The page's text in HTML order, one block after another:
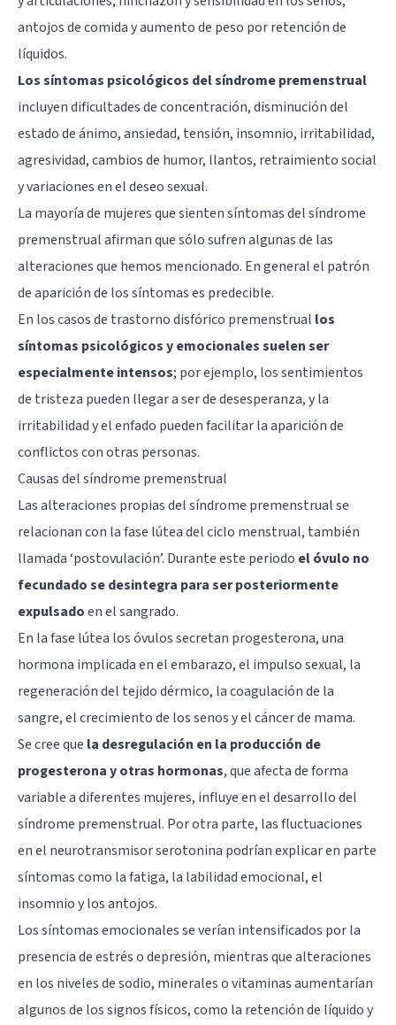
antojos de comida y aumento de peso por retención de
líquidos.
Los síntomas psicológicos del síndrome premenstrual
incluyen dificultades de concentración, disminución del
estado de ánimo,ansiedad, tensión, insomnio, irritabilidad,
agresividad, cambios de humor, llantos, retraimiento social
y variaciones en el deseo sexual.
La mayoría de mujeres que sienten síntomas del síndrome
premenstrual afirman que sólo sufren algunas de las
alteraciones que hemos mencionado. En general el patrón
de aparición de los síntomas es predecible.
En los casos de trastorno disfórico premenstrual los
síntomas psicológicos y emocionales suelen ser
especialmente intensos; por ejemplo, los sentimientos
de tristeza pueden llegar a ser de desesperanza, y la
irritabilidad y el enfado pueden facilitar la aparición de
conflictos con otras personas.
Causas del síndrome premenstrual
Las alteraciones propias del síndrome premenstrual se
relacionan con la fase lútea del ciclo menstrual, también
llamada ‘postovulación’. Durante este periodo el óvulo no
fecundado se desintegra para ser posteriormente
expulsadoen el sangrado.
En la fase lútea los óvulos secretan progesterona, una
hormona implicada en el embarazo, el impulso sexual, la
regeneración del tejido dérmico, la coagulación de la
sangre, el crecimiento de los senos y el cáncer de mama.
Se cree que la desregulación en la producción de
progesterona y otras hormonas, que afecta de forma
variable a diferentes mujeres, influye en el desarrollo del
síndrome premenstrual. Por otra parte, las fluctuaciones
en el neurotransmisor serotonina podrían explicar en parte
síntomas como la fatiga, la labilidad emocional, el
insomnio y los antojos.
Los síntomas emocionales se verían intensificados por la
presencia de estrés o depresión, mientras que alteraciones
en los niveles de sodio, minerales o vitaminas aumentarían
algunos de los signos físicos, como la retención de líquido y